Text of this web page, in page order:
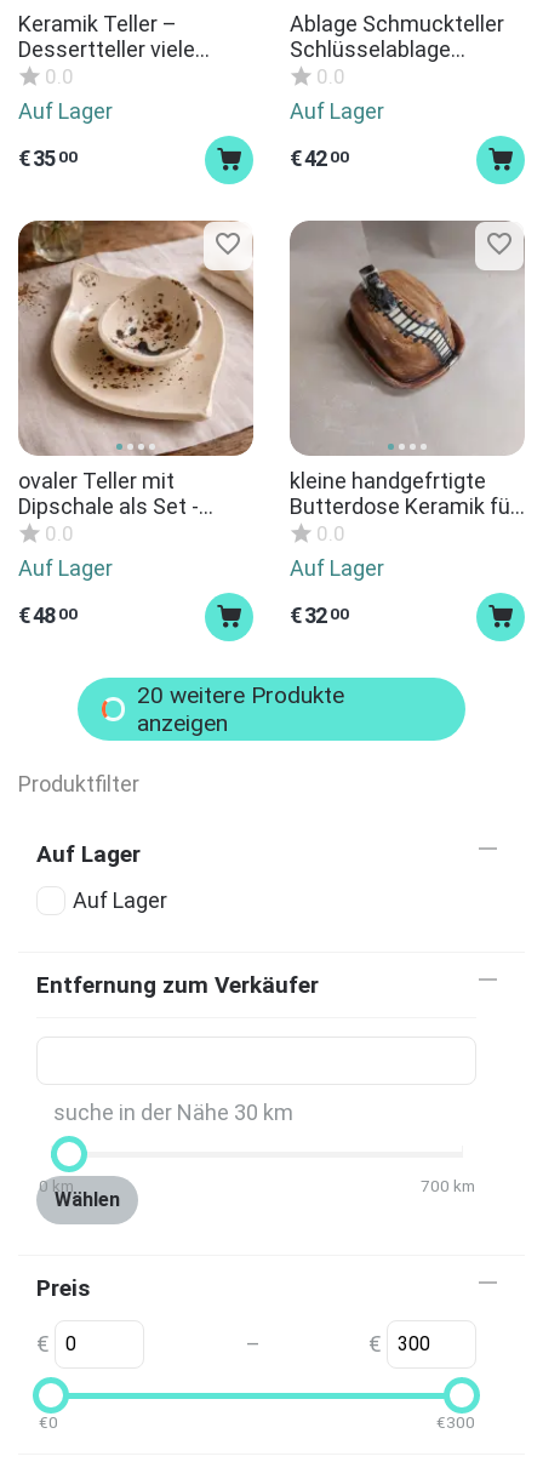
Keramik Teller –
Dessertteller viele
Unikate / Keramik
handgemacht
0.0
Auf Lager
€3500
Ablage Schmuckteller
Schlüsselablage
Keramik handgemacht
Hand
0.0
Auf Lager
€4200
ovaler Teller mit
Dipschale als Set -
beige mit Dots Keramik
handgemacht
0.0
Auf Lager
€4800
kleine handgefrtigte
Butterdose Keramik für
100-135g Butter mit Lok
- wird bei Kauf
hergestellt
0.0
Auf Lager
€3200
20 weitere Produkte
anzeigen
Produktfilter
Auf Lager
Auf Lager
Entfernung zum Verkäufer
suche in der Nähe 30 km
0km 700 km
Wählen
Preis
€ – €
€0 €300